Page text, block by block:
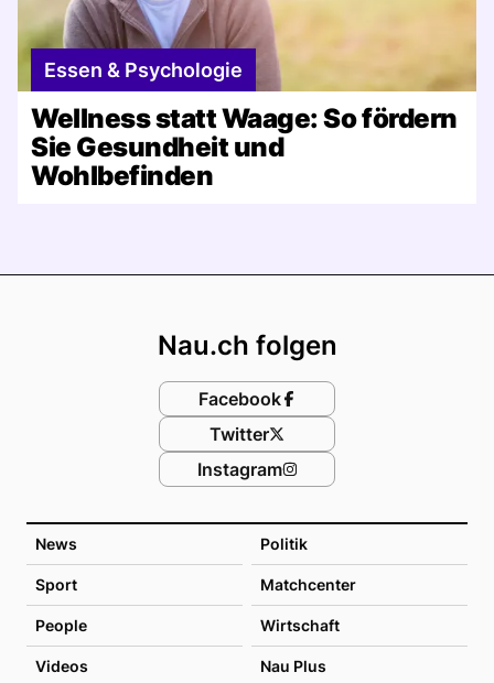
Essen & Psychologie
Wellness statt Waage: So fördern
Sie Gesundheit und
Wohlbefinden
News Politik
Sport Matchcenter
People Wirtschaft
Videos Nau Plus
Nau.ch folgen
Facebook
Twitter
Instagram